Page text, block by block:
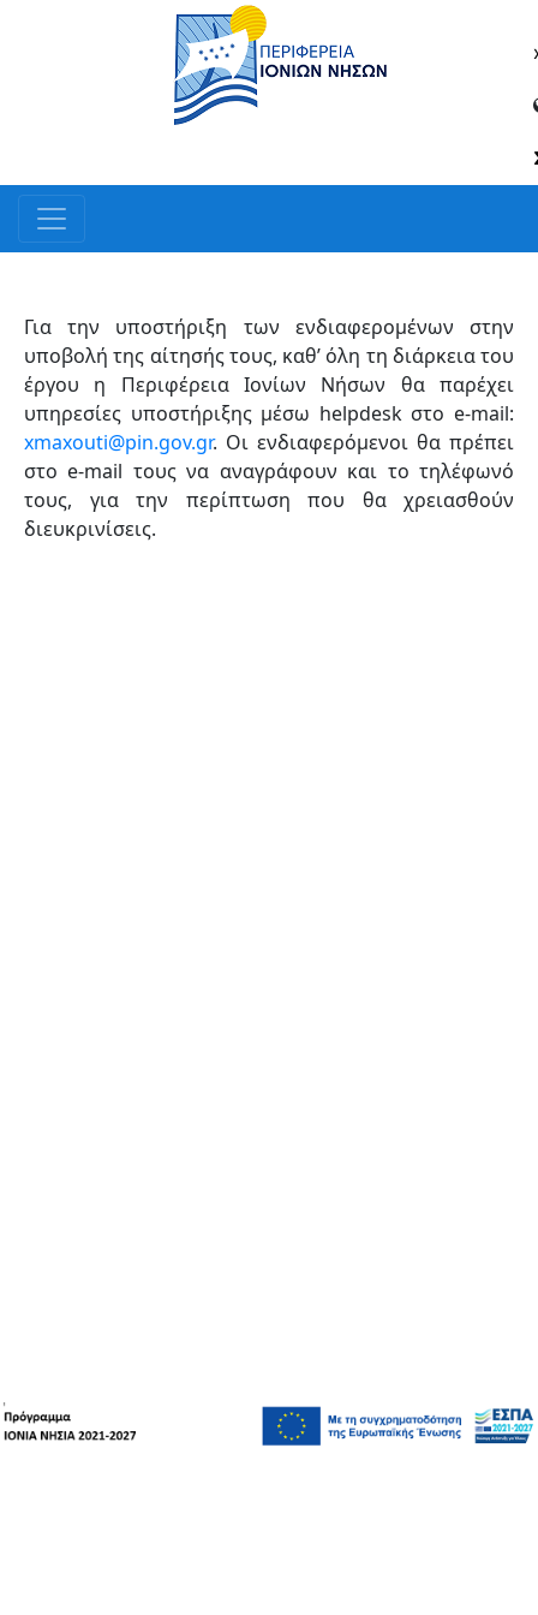
Για την υποστήριξη των ενδιαφερομένων στην
υποβολή της αίτησής τους, καθ’ όλη τη διάρκεια του
έργου η Περιφέρεια Ιονίων Νήσων θα παρέχει
υπηρεσίες υποστήριξης μέσω helpdesk στο e-mail:
xmaxouti@pin.gov.gr. Οι ενδιαφερόμενοι θα πρέπει
στο e-mail τους να αναγράφουν και το τηλέφωνό
τους, για την περίπτωση που θα χρειασθούν
διευκρινίσεις.